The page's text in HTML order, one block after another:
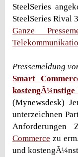
SteelSeries
SteelSeries Rival
Ganze
Pressemeldung
Smart
kostengÃ¼nstige
(Mynewsdesk)
unterzeichnen
Anforderungen
Commerce zu
und